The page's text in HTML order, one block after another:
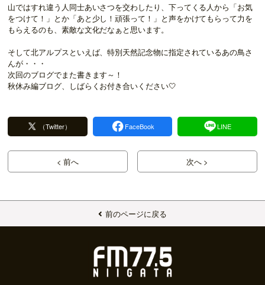
山ではすれ違う人同士あいさつを交わしたり、下ってくる人から「お気
をつけて！」とか「あと少し！頑張って！」と声をかけてもらって力を
もらえるのも、素敵な文化だなぁと思います。
そして北アルプスといえば、特別天然記念物に指定されているあの鳥さ
んが・・・
次回のブログでまた書きます～！
秋休み編ブログ、しばらくお付き合いください🤍
（Twitter） FaceBook LINE
< 前へ 次へ >
前のページに戻る